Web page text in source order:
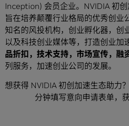
Inception) 会员企业。NVIDIA 初创
旨在培养颠覆行业格局的优秀创业
知名的风投机构，创业孵化器，创
以及科技创业媒体等，打造创业加
品折扣，技术支持，市场宣传，融
列服务，加速创业公司的发展。
想获得 NVIDIA 初创加速生态助力
分钟填写意向申请表单，